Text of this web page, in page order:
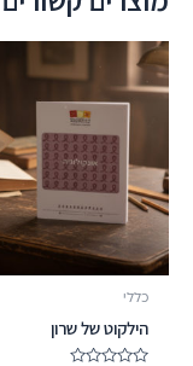
כללי
הילקוט של שרון